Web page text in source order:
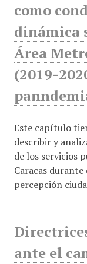
como
dinámica
Área
(2019-
Este capítulo
describir y
de los servicios
Caracas
percepción
ante el